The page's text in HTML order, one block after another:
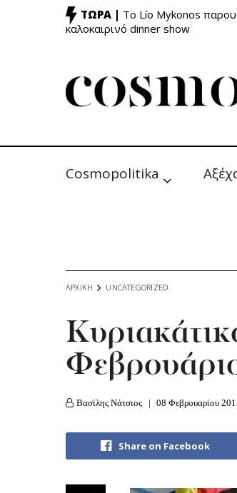
ΤΩΡΑ | Το Lío Mykonos
καλοκαιρινό dinner show
Cosmopolitika
ΑΡΧΙΚΗ UNCATEGORIZED
Βασίλης Νάτσιος 08 Φεβρουαρίου
Share on Facebook